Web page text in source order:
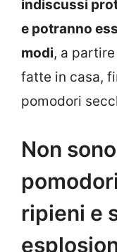
indiscussi
e potranno
modi, a
fatte in casa,
pomodori
Non
ripieni e